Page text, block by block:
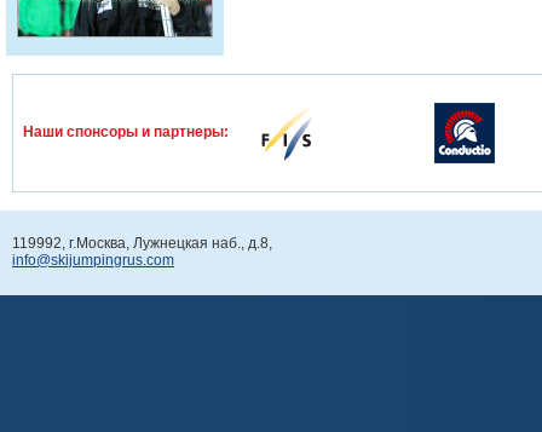
Наши спонcоры и партнеры:
119992, г.Москва, Лужнецкая наб., д.8,
info@skijumpingrus.com